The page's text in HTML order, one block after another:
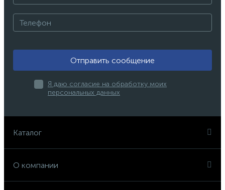
Отправить сообщение
Я даю согласие на обработку моих
персональных данных
Каталог
О компании